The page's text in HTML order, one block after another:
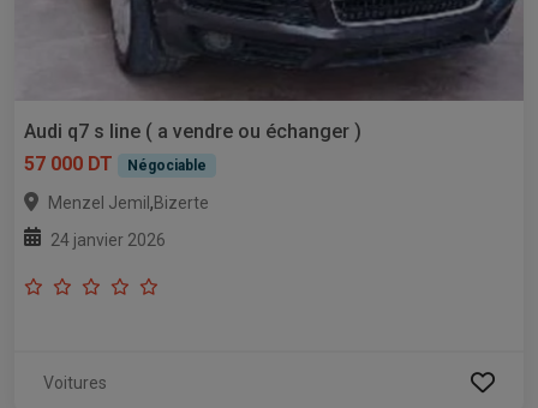
Audi q7 s line ( a vendre ou échanger )
57 000 DT
Négociable
Menzel Jemil ,Bizerte
24 janvier 2026
Voitures